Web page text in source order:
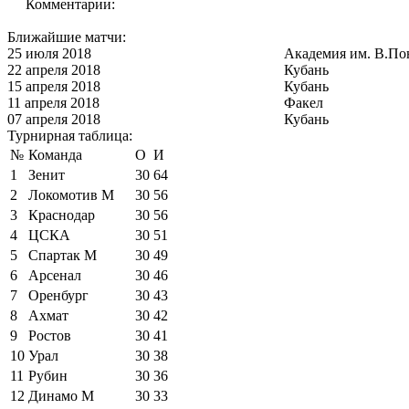
Комментарии:
Ближайшие матчи:
25 июля 2018
Академия им.
22 апреля 2018
Кубань
15 апреля 2018
Кубань
11 апреля 2018
Факел
07 апреля 2018
Кубань
Турнирная таблица:
№ Команда О И
1
Зенит 30 64
2
Локомотив М 30 56
3
Краснодар 30 56
4
ЦСКА 30 51
5
Спартак М 30 49
6
Арсенал 30 46
7
Оренбург 30 43
8
Ахмат 30 42
9
Ростов 30 41
10 Урал 30 38
11 Рубин 30 36
12 Динамо М 30 33